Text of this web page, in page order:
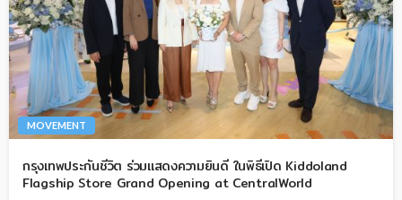
MOVEMENT
กรุงเทพประกันชีวิต ร่วมแสดงความยินดี ในพิธีเปิด Kiddoland
Flagship Store Grand Opening at CentralWorld